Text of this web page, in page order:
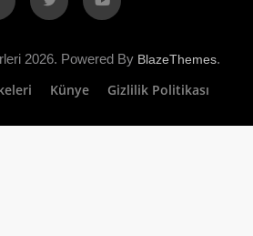
2026. Powered By BlazeThemes.
Künye Gizlilik Politikası